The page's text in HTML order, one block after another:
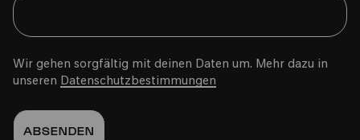
Wir gehen sorgfältig mit deinen Daten um. Mehr dazu in
unseren Datenschutzbestimmungen